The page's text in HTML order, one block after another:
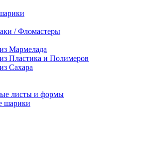
/ Фломастеры
Мармелада
Пластика и Полимеров
Сахара
листы и формы
шарики